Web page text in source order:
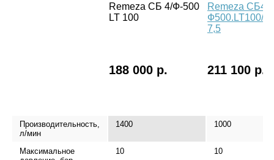
Remeza СБ 4/Ф-500
LT 100
Remeza СБ4/
Ф500.LT100/
7,5
188 000 р. 211 100 р.
Производительность,
л/мин
1400 1000
Максимальное
10 10